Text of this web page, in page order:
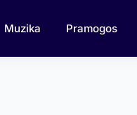
Muzika Pramogos